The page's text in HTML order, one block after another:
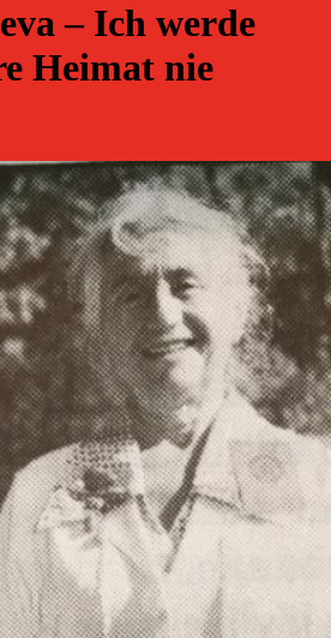
– Ich werde
Heimat nie